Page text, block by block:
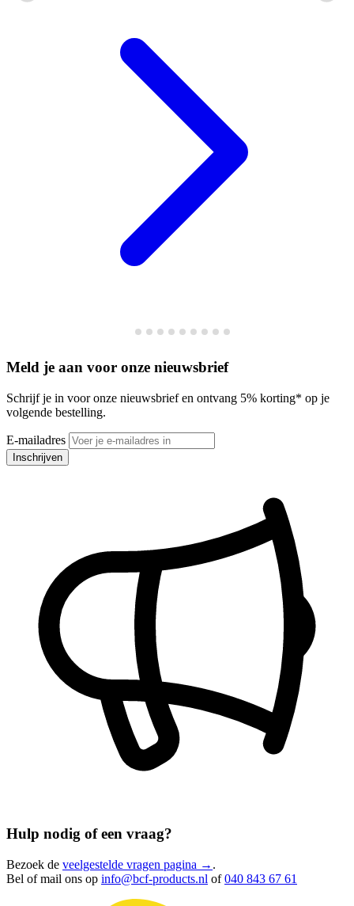
Meld je aan voor onze nieuwsbrief
Schrijf je in voor onze nieuwsbrief en ontvang 5% korting* op je
volgende bestelling.
E-mailadres
Inschrijven
Hulp nodig of een vraag?
Bezoek de veelgestelde vragen pagina → .
Bel of mail ons op info@bcf-products.nl of040 843 67 61